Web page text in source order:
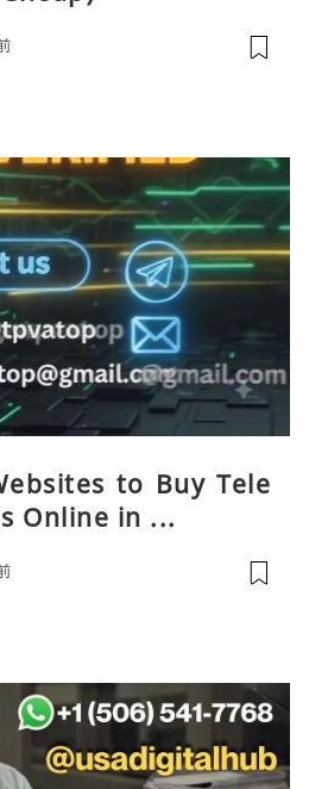
to Buy Tele
Online in ...